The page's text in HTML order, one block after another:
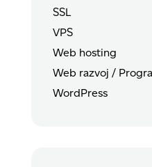
SSL
VPS
Web hosting
Web razvoj /
WordPress